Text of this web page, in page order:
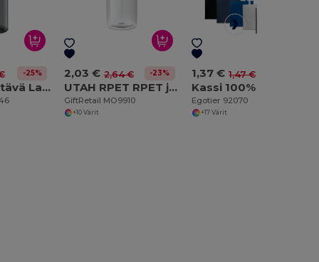
-25%
PRAGA Kestävä Lasipullo Kantokahvalla 470ml
2,03 € 2,64 € -23%
UTAH RPET RPET juomapullo
GiftRetail MO9910
+10 Värit
1,37 € 1,47 €
Egotier 92070
+17 Värit